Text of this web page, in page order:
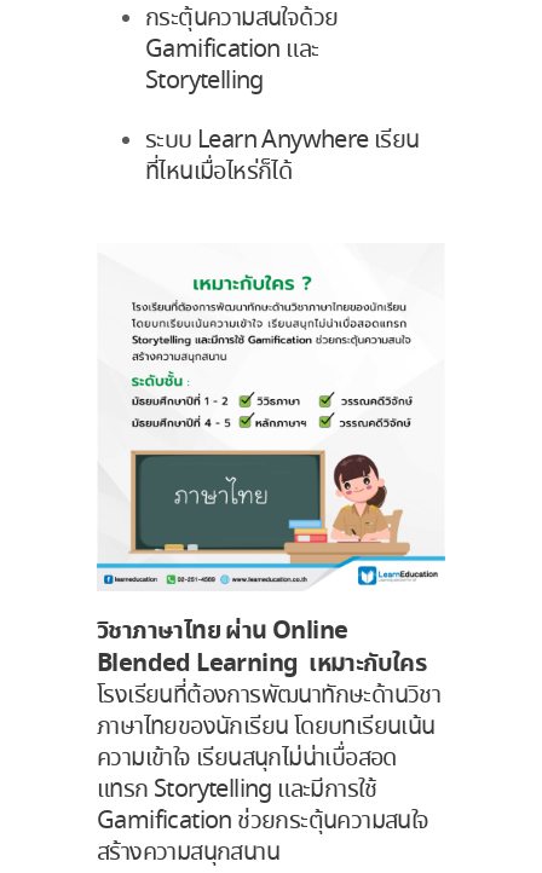
กระตุ้นความสนใจด้วย
Gamification และ
Storytelling
ระบบ Learn Anywhere เรียน
ที่ไหนเมื่อไหร่ก็ได้
วิชาภาษาไทย ผ่าน Online
Blended Learning เหมาะกับใคร
โรงเรียนที่ต้องการพัฒนาทักษะด้านวิชา
ภาษาไทยของนักเรียน โดยบทเรียนเน้น
ความเข้าใจ เรียนสนุกไม่น่าเบื่อสอด
แทรก Storytelling และมีการใช้
Gamification ช่วยกระตุ้นความสนใจ
สร้างความสนุกสนาน